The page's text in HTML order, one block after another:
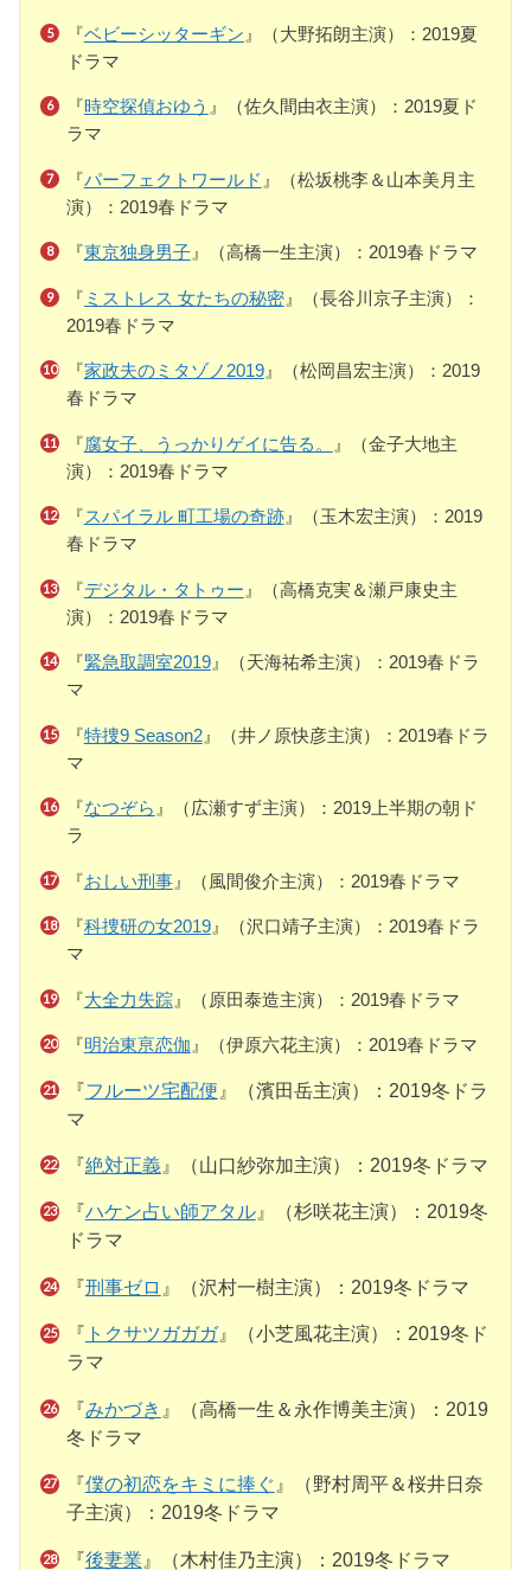
『ベビーシッターギン 』（大野拓朗主演）：2019夏
ドラマ
『時空探偵おゆう 』（佐久間由衣主演）：2019夏ド
ラマ
『パーフェクトワールド 』（松坂桃李＆山本美月主
演）：2019春ドラマ
『東京独身男子』（高橋一生主演）：2019春ドラマ
『 ミストレス 女たちの秘密』（長谷川京子主演）：
2019春ドラマ
『家政夫のミタゾノ2019』（松岡昌宏主演）：2019
春ドラマ
『腐女子、うっかりゲイに告る。
』（金子大地主
演）：2019春ドラマ
『スパイラル 町工場の奇跡』（玉木宏主演）：2019
春ドラマ
『デジタル・タトゥー 』（高橋克実＆瀬戸康史主
演）：2019春ドラマ
『緊急取調室2019』（天海祐希主演）：2019春ドラ
マ
『特捜9 Season2』（井ノ原快彦主演）：2019春ドラ
マ
『なつぞら 』（広瀬すず主演）：2019上半期の朝ド
ラ
『おしい刑事』（風間俊介主演）：2019春ドラマ
『科捜研の女2019』（沢口靖子主演）：2019春ドラ
マ
『大全力失踪』（原田泰造主演）：2019春ドラマ
『明治東亰恋伽 』（伊原六花主演）：2019春ドラマ
『フルーツ宅配便 』（濱田岳主演）：2019冬ドラ
マ
『絶対正義』（山口紗弥加主演）：2019冬ドラマ
『 ハケン占い師アタル』（杉咲花主演）：2019冬
ドラマ
『刑事ゼロ 』（沢村一樹主演）：2019冬ドラマ
『 トクサツガガガ』（小芝風花主演）：2019冬ド
ラマ
『みかづき 』（高橋一生＆永作博美主演）：2019
冬ドラマ
『僕の初恋をキミに捧ぐ』（野村周平＆桜井日奈
子主演）：2019冬ドラマ
『後妻業 』（木村佳乃主演）：2019冬ドラマ